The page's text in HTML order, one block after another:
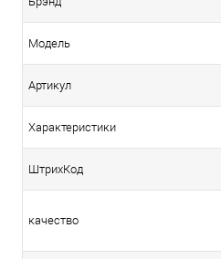
Модель
Артикул
Характеристики
ШтрихКод
качество